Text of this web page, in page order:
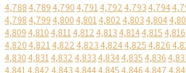
4,7884,7894,7904,7914,7924,7934,794
4,7984,7994,8004,8014,8024,8034,804
4,8094,8104,8114,8124,8134,8144,8154,816
4,8204,8214,8224,8234,8244,8254,826
4,8304,8314,8324,8334,8344,8354,836